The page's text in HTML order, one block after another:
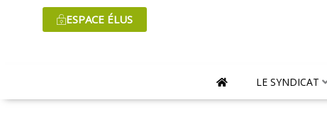
ESPACE ÉLUS
LE SYNDICAT